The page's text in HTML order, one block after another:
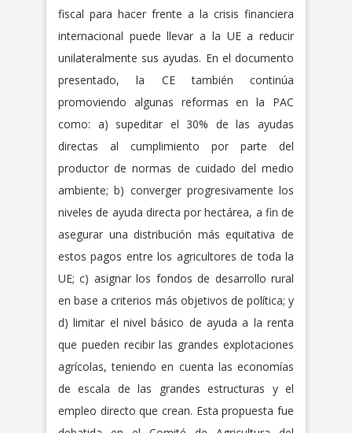
fiscal para hacer frente a la crisis financiera
internacional puede llevar a la UE a reducir
unilateralmente sus ayudas. En el documento
presentado, la CE también continúa
promoviendo algunas reformas en la PAC
como: a) supeditar el 30% de las ayudas
directas al cumplimiento por parte del
productor de normas de cuidado del medio
ambiente; b) converger progresivamente los
niveles de ayuda directa por hectárea, a fin de
asegurar una distribución más equitativa de
estos pagos entre los agricultores de toda la
UE; c) asignar los fondos de desarrollo rural
en base a criterios más objetivos de política; y
d) limitar el nivel básico de ayuda a la renta
que pueden recibir las grandes explotaciones
agrícolas, teniendo en cuenta las economías
de escala de las grandes estructuras y el
empleo directo que crean. Esta propuesta fue